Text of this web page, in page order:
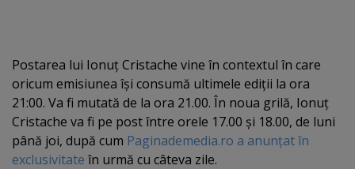
Postarea lui Ionuţ Cristache vine în contextul în care
oricum emisiunea îşi consumă ultimele ediţii la ora
21:00. Va fi mutată de la ora 21.00. În noua grilă, Ionuţ
Cristache va fi pe post între orele 17.00 şi 18.00, de luni
până joi, după cum Paginademedia.ro a anunţat în
exclusivitate în urmă cu câteva zile.